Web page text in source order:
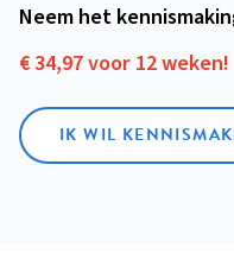
Neem het
€ 34,97 voor 12 weken!
IK WIL